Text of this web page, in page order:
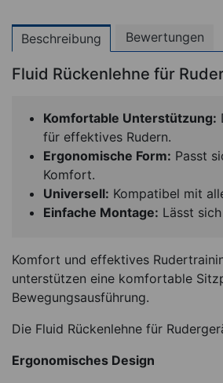
Beschreibung Bewertungen
Fluid Rückenlehne für
Komfortable Unterstützung:
für effektives Rudern.
Ergonomische Form: Passt
Komfort.
Universell: Kompatibel mit
Einfache Montage: Lässt
Komfort und effektives
unterstützen eine komfortable
Bewegungsausführung.
Die Fluid Rückenlehne für
Ergonomisches Design